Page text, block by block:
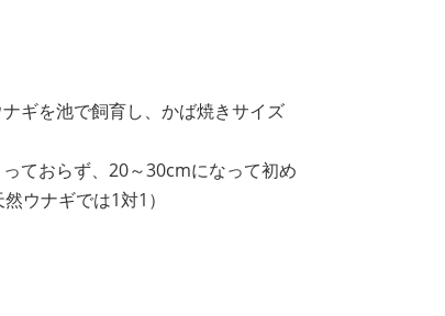
ギを池で飼育し、かば焼きサイズ
ておらず、20～30cmになって初め
ウナギでは1対1）